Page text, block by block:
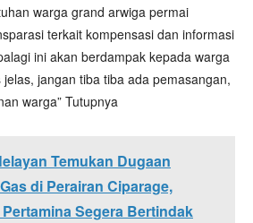
warga grand arwiga permai
terkait kompensasi dan informasi
ini akan berdampak kepada warga
jangan tiba tiba ada pemasangan,
warga” Tutupnya
Temukan Dugaan
di Perairan Ciparage,
Segera Bertindak